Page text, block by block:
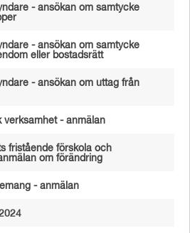
- ansökan om samtycke
- ansökan om samtycke
eller bostadsrätt
- ansökan om uttag från
verksamhet - anmälan
fristående förskola och
om förändring
- anmälan